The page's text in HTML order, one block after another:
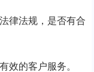
律法规，是否有合
效的客户服务。